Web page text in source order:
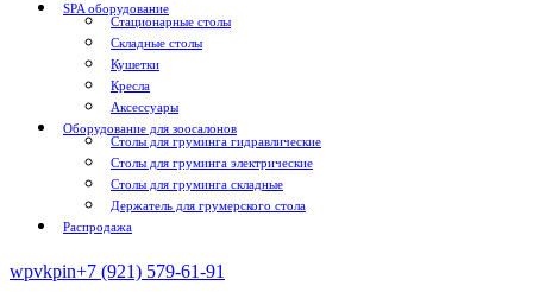
SPA оборудование
Стационарные столы
Складные столы
Кушетки
Кресла
Аксессуары
Оборудование для зоосалонов
Столы для груминга гидравлические
Столы для груминга электрические
Столы для груминга складные
Держатель для грумерского стола
Распродажа
wpvkpin+7 (921) 579-61-91